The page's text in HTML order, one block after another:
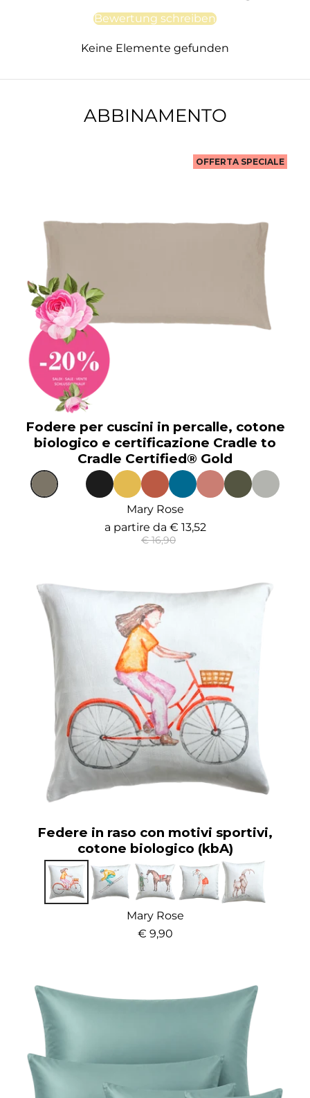
Bewertung schreiben
Keine Elemente gefunden
ABBINAMENTO
Fodere per cuscini in percalle, cotone
biologico e certificazione Cradle to
Cradle Certified® Gold
OFFERTA SPECIALE
Mary Rose
a partire da € 13,52
€ 16,90
Federe in raso con motivi sportivi,
cotone biologico (kbA)
Mary Rose
€ 9,90